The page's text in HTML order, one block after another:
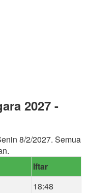
2027 -
8/2/2027. Semua
Iftar
18:48